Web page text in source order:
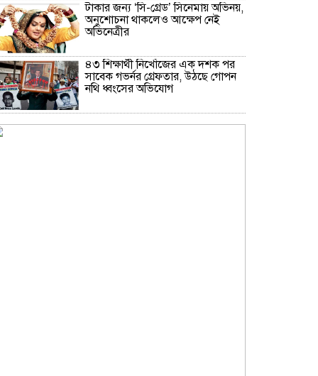
টাকার জন্য ‌‘সি-গ্রেড’ সিনেমায় অভিনয়,
অনুশোচনা থাকলেও আক্ষেপ নেই
অভিনেত্রীর
৪৩ শিক্ষার্থী নিখোঁজের এক দশক পর
সাবেক গভর্নর গ্রেফতার, উঠছে গোপন
নথি ধ্বংসের অভিযোগ
থাইল্যান্ডে স্কুলে ছাত্রের এলোপাতাড়ি